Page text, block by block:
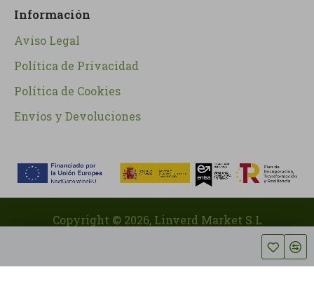
Información
Aviso Legal
Política de Privacidad
Política de Cookies
Envíos y Devoluciones
Copyright © 2026, Linverd Market S.L